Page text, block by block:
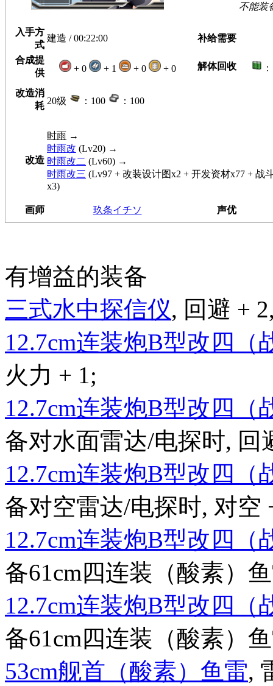
不能装
入手方
式
建造 / 00:22:00 补给需要
合成提
供
+ 0 + 1 + 0 + 0 解体回收
改造消
耗 20级 ：100 ：100
改造
时雨 →
时雨改 (Lv20) →
时雨改二 (Lv60) →
时雨改三 (Lv97 + 改装设计图x2 + 开发资材x77 + 战
x3)
画师 玖条イチソ 声优
有增益的装备
三式水中探信仪, 回避 +
12.7cm连装炮B型改四（
火力 + 1;
12.7cm连装炮B型改四（
备对水面雷达/电探时, 回
12.7cm连装炮B型改四（
备对空雷达/电探时, 对空
12.7cm连装炮B型改四（
备61cm四连装（酸素）
12.7cm连装炮B型改四（
备61cm四连装（酸素）
53cm舰首（酸素）鱼雷,